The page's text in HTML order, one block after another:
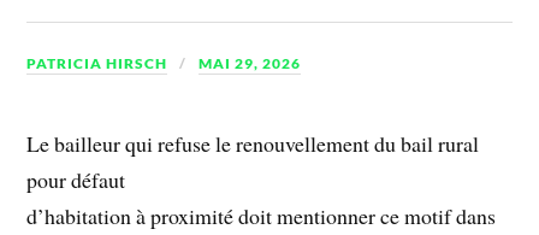
PATRICIA HIRSCH MAI 29, 2026
Le bailleur qui refuse le renouvellement du bail rural
pour défaut
d’habitation à proximité doit mentionner ce motif dans